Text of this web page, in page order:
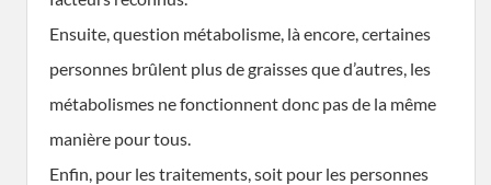
Ensuite, question métabolisme, là encore, certaines
personnes brûlent plus de graisses que d’autres, les
métabolismes ne fonctionnent donc pas de la même
manière pour tous.
Enfin, pour les traitements, soit pour les personnes